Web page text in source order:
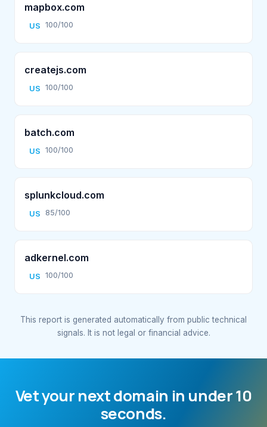
mapbox.com
US 100/100
createjs.com
US 100/100
batch.com
US 100/100
splunkcloud.com
US 85/100
adkernel.com
US 100/100
This report is generated automatically from public technical
signals. It is not legal or financial advice.
Vet your next domain in under 10
seconds.